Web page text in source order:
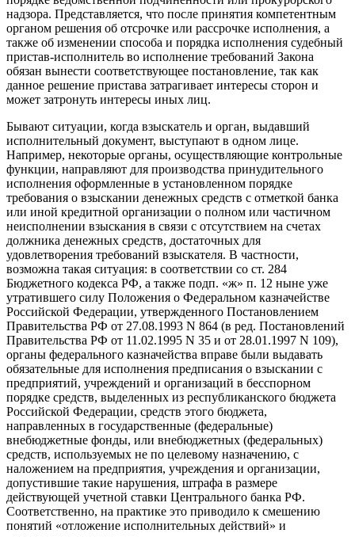
надзора. Представляется, что после принятия компетентным
органом решения об отсрочке или рассрочке исполнения, а
также об изменении способа и порядка исполнения судебный
пристав-исполнитель во исполнение требований Закона
обязан вынести соответствующее постановление, так как
данное решение пристава затрагивает интересы сторон и
может затронуть интересы иных лиц.
Бывают ситуации, когда взыскатель и орган, выдавший
исполнительный документ, выступают в одном лице.
Например, некоторые органы, осуществляющие контрольные
функции, направляют для производства принудительного
исполнения оформленные в установленном порядке
требования о взыскании денежных средств с отметкой банка
или иной кредитной организации о полном или частичном
неисполнении взыскания в связи с отсутствием на счетах
должника денежных средств, достаточных для
удовлетворения требований взыскателя. В частности,
возможна такая ситуация: в соответствии со ст. 284
Бюджетного кодекса РФ, а также подп. «ж» п. 12 ныне уже
утратившего силу Положения о Федеральном казначействе
Российской Федерации, утвержденного Постановлением
Правительства РФ от 27.08.1993 N 864 (в ред. Постановлений
Правительства РФ от 11.02.1995 N 35 и от 28.01.1997 N 109),
органы федерального казначейства вправе были выдавать
обязательные для исполнения предписания о взыскании с
предприятий, учреждений и организаций в бесспорном
порядке средств, выделенных из республиканского бюджета
Российской Федерации, средств этого бюджета,
направленных в государственные (федеральные)
внебюджетные фонды, или внебюджетных (федеральных)
средств, используемых не по целевому назначению, с
наложением на предприятия, учреждения и организации,
допустившие такие нарушения, штрафа в размере
действующей учетной ставки Центрального банка РФ.
Соответственно, на практике это приводило к смешению
понятий «отложение исполнительных действий» и